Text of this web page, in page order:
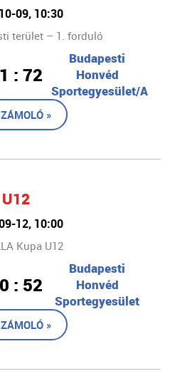
09, 10:30
terület – 1. forduló
: 72
Budapesti
Honvéd
Sportegyesület/A
»
U12
12, 10:00
Kupa U12
: 52
Budapesti
Honvéd
Sportegyesület
»